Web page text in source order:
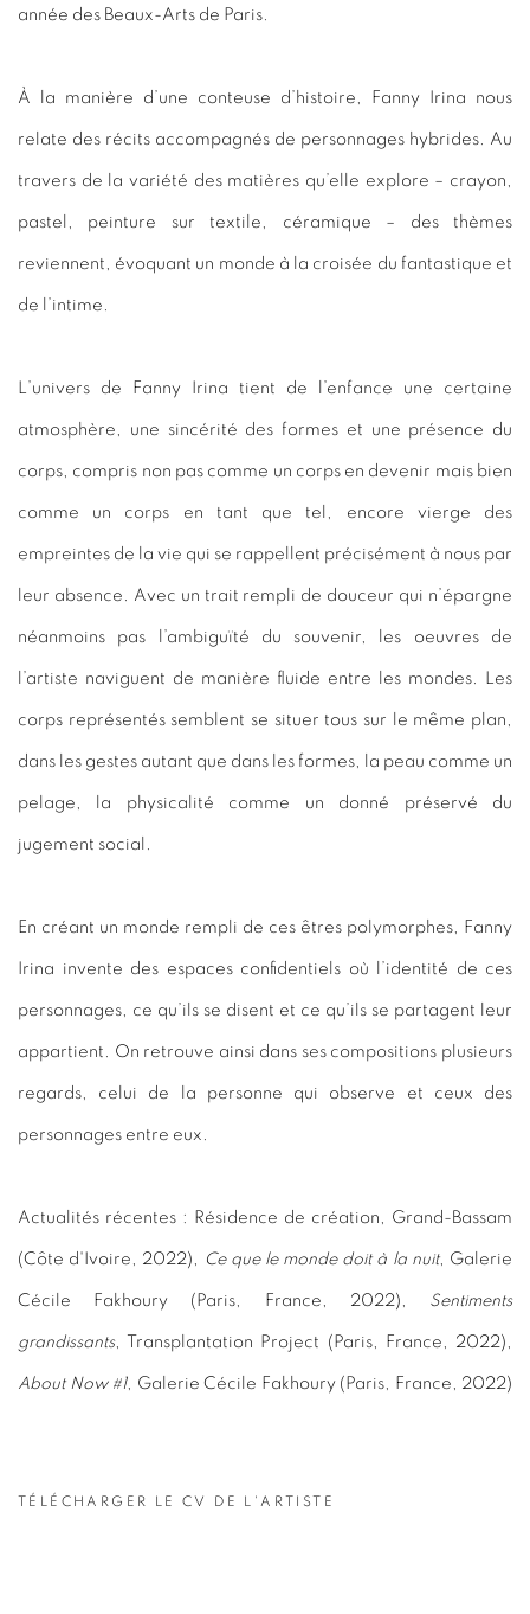
année des Beaux-Arts de Paris.
À la manière d’une conteuse d’histoire, Fanny Irina nous
relate des récits accompagnés de personnages hybrides. Au
travers de la variété des matières qu’elle explore – crayon,
pastel, peinture sur textile, céramique – des thèmes
reviennent, évoquant un monde à la croisée du fantastique et
de l’intime.
L’univers de Fanny Irina tient de l’enfance une certaine
atmosphère, une sincérité des formes et une présence du
corps, compris non pas comme un corps en devenir mais bien
comme un corps en tant que tel, encore vierge des
empreintes de la vie qui se rappellent précisément à nous par
leur absence. Avec un trait rempli de douceur qui n’épargne
néanmoins pas l’ambiguïté du souvenir, les oeuvres de
l’artiste naviguent de manière fluide entre les mondes. Les
corps représentés semblent se situer tous sur le même plan,
dans les gestes autant que dans les formes, la peau comme un
pelage, la physicalité comme un donné préservé du
jugement social.
En créant un monde rempli de ces êtres polymorphes, Fanny
Irina invente des espaces confidentiels où l’identité de ces
personnages, ce qu’ils se disent et ce qu’ils se partagent leur
appartient. On retrouve ainsi dans ses compositions plusieurs
regards, celui de la personne qui observe et ceux des
personnages entre eux.
Actualités récentes : Résidence de création, Grand-Bassam
(Côte d'Ivoire, 2022), Ce que le monde doit à la nuit, Galerie
Cécile Fakhoury (Paris, France, 2022), Sentiments
grandissants, Transplantation Project (Paris, France, 2022),
About Now #1, Galerie Cécile Fakhoury (Paris, France, 2022)
TÉLÉCHARGER LE CV DE L'ARTISTE